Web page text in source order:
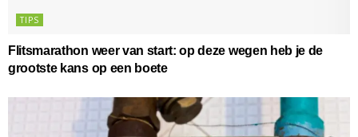
TIPS
Flitsmarathon weer van start: op deze wegen heb je de
grootste kans op een boete